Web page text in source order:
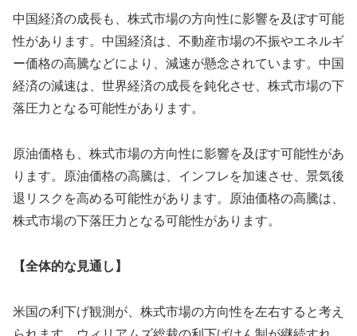
中国経済の成長も、株式市場の方向性に影響を及ぼす可能
性があります。中国経済は、不動産市場の不振やエネルギ
ー価格の高騰などにより、減速が懸念されています。中国
経済の減速は、世界経済の成長を鈍化させ、株式市場の下
落圧力となる可能性があります。
原油価格も、株式市場の方向性に影響を及ぼす可能性があ
ります。原油価格の高騰は、インフレを加速させ、景気後
退リスクを高める可能性があります。原油価格の高騰は、
株式市場の下落圧力となる可能性があります。
【全体的な見通し】
米国の利下げ観測が、株式市場の方向性を左右すると考え